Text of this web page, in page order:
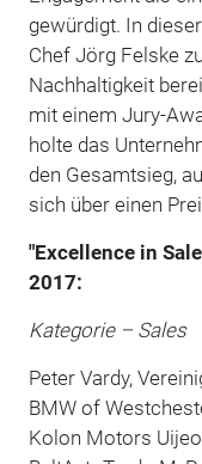
gewürdigt. In
Chef Jörg Felske
Nachhaltigkeit
mit einem Jury-
holte das
den Gesamtsieg,
sich über einen
"Excellence in
2017:
Kategorie – Sales
Peter Vardy,
BMW of
Kolon Motors